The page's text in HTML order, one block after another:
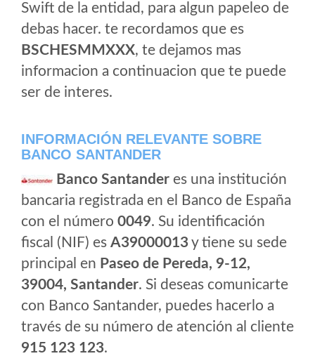
Swift de la entidad, para algun papeleo de
debas hacer. te recordamos que es
BSCHESMMXXX, te dejamos mas
informacion a continuacion que te puede
ser de interes.
INFORMACIÓN RELEVANTE SOBRE
BANCO SANTANDER
Banco Santander es una institución
bancaria registrada en el Banco de España
con el número 0049. Su identificación
fiscal (NIF) es A39000013y tiene su sede
principal en Paseo de Pereda, 9-12,
39004, Santander. Si deseas comunicarte
con Banco Santander, puedes hacerlo a
través de su número de atención al cliente
915 123 123.